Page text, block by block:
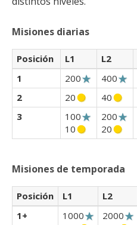
Misiones diarias
Posición L1 L2
1
200 400
2
20 40
3
100
10
200
20
Misiones de temporada
Posición L1 L2
1+
1000
2000